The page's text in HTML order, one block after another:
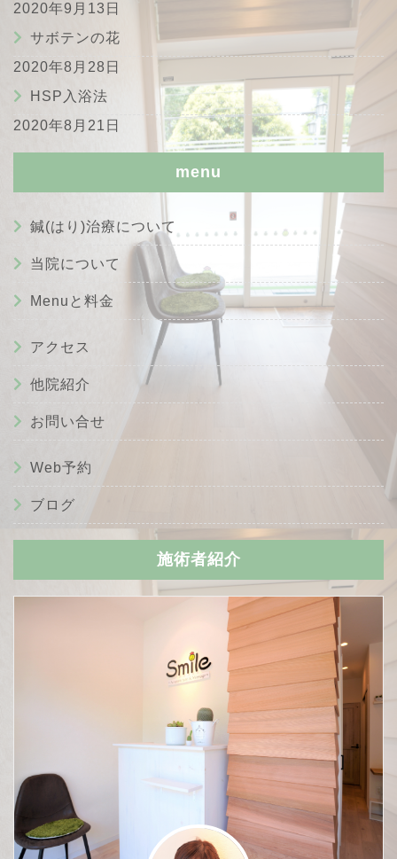
2020年9月13日
サボテンの花
2020年8月28日
HSP入浴法
2020年8月21日
menu
鍼(はり)治療について
当院について
Menuと料金
アクセス
他院紹介
お問い合せ
Web予約
ブログ
施術者紹介